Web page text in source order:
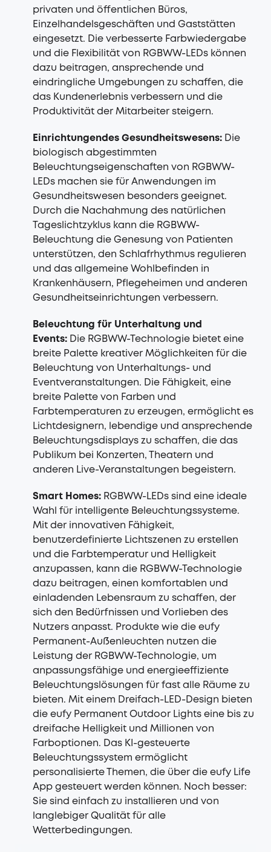
privaten und öffentlichen Büros,
Einzelhandelsgeschäften und Gaststätten
eingesetzt. Die verbesserte Farbwiedergabe
und die Flexibilität von RGBWW-LEDs können
dazu beitragen, ansprechende und
eindringliche Umgebungen zu schaffen, die
das Kundenerlebnis verbessern und die
Produktivität der Mitarbeiter steigern.
Einrichtungendes Gesundheitswesens: Die
biologisch abgestimmten
Beleuchtungseigenschaften von RGBWW-
LEDs machen sie für Anwendungen im
Gesundheitswesen besonders geeignet.
Durch die Nachahmung des natürlichen
Tageslichtzyklus kann die RGBWW-
Beleuchtung die Genesung von Patienten
unterstützen, den Schlafrhythmus regulieren
und das allgemeine Wohlbefinden in
Krankenhäusern, Pflegeheimen und anderen
Gesundheitseinrichtungen verbessern.
Beleuchtung für Unterhaltung und
Events: Die RGBWW-Technologie bietet eine
breite Palette kreativer Möglichkeiten für die
Beleuchtung von Unterhaltungs- und
Eventveranstaltungen. Die Fähigkeit, eine
breite Palette von Farben und
Farbtemperaturen zu erzeugen, ermöglicht es
Lichtdesignern, lebendige und ansprechende
Beleuchtungsdisplays zu schaffen, die das
Publikum bei Konzerten, Theatern und
anderen Live-Veranstaltungen begeistern.
Smart Homes: RGBWW-LEDs sind eine ideale
Wahl für intelligente Beleuchtungssysteme.
Mit der innovativen Fähigkeit,
benutzerdefinierte Lichtszenen zu erstellen
und die Farbtemperatur und Helligkeit
anzupassen, kann die RGBWW-Technologie
dazu beitragen, einen komfortablen und
einladenden Lebensraum zu schaffen, der
sich den Bedürfnissen und Vorlieben des
Nutzers anpasst. Produkte wie die eufy
Permanent-Außenleuchten nutzen die
Leistung der RGBWW-Technologie, um
anpassungsfähige und energieeffiziente
Beleuchtungslösungen für fast alle Räume zu
bieten. Mit einem Dreifach-LED-Design bieten
die eufy Permanent Outdoor Lights eine bis zu
dreifache Helligkeit und Millionen von
Farboptionen. Das KI-gesteuerte
Beleuchtungssystem ermöglicht
personalisierte Themen, die über die eufy Life
App gesteuert werden können. Noch besser:
Sie sind einfach zu installieren und von
langlebiger Qualität für alle
Wetterbedingungen.